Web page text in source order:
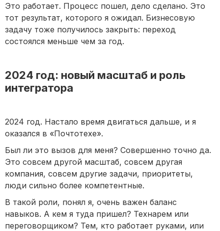
Это работает. Процесс пошел, дело сделано. Это
тот результат, которого я ожидал. Бизнесовую
задачу тоже получилось закрыть: переход
состоялся меньше чем за год.
2024 год: новый масштаб и роль
интегратора
2024 год. Настало время двигаться дальше, и я
оказался в «Почтотехе».
Был ли это вызов для меня? Совершенно точно да.
Это совсем другой масштаб, совсем другая
компания, совсем другие задачи, приоритеты,
люди сильно более компетентные.
В такой роли, понял я, очень важен баланс
навыков. А кем я туда пришел? Технарем или
переговорщиком? Тем, кто работает руками, или